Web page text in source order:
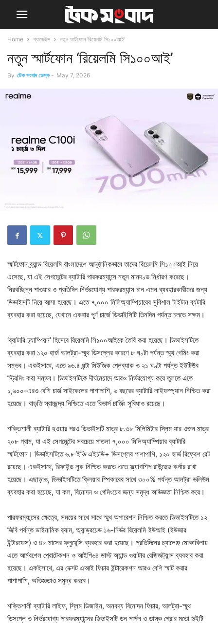
Home গ্যাজেটস নতুন স্মার্টফোন ‘রিয়েলমি সি১০০আই’
নতুন স্মার্টফোন ‘রিয়েলমি সি১০০আই’
By টেক সংবাদ ডেস্ক - May 7, 2026
স্মার্টফোন ব্র্যান্ড রিয়েলমি বাংলাদেশে আনুষ্ঠানিকভাবে তাদের রিয়েলমি সি১০০আই নিয়ে
এসেছে, যা এই সেগমেন্টের ব্যাটারি পারফরম্যান্সে নতুন মানদণ্ড নির্ধারণ করেছে।
নিরবচ্ছিন্ন পাওয়ার ও প্রতিদিন নির্ভরযোগ্য পারফরম্যান্স চান এমন ব্যবহারকারীদের জন্য
ডিভাইসটি নিয়ে আসা হয়েছে। এতে ৭,০০০ মিলিঅ্যাম্পিয়ারের সুবিশাল টাইটান ব্যটারি
ব্যবহার করা হয়েছে, যেখানে একবার পূর্ণ চার্জে ডিভাইসিটি তিনদিন পর্যন্ত চলতে সক্ষম।
‘ব্যাটারি চ্যাম্পিয়ন’ হিসেবে রিয়েলমি সি১০০আইকে তৈরি করা হয়েছে। ডিভাইসটিতে
ব্যবহার করা ১২০ হার্জ আলট্রা-স্মুথ ডিসপ্লের কারণে ৮ ঘণ্টা পর্যন্ত স্মুথ গেমিং করা
সম্ভব। একইসাথে, এতে ৯৬.৪ ঘন্টা মিউজিক প্লেব্যাক ও ২১ ঘণ্টা পর্যন্ত ইউটিউব
স্ট্রিমিং করা সম্ভব। ডিভাইসটিকে দীর্ঘমেয়াদে আরও নির্ভরযোগ্য করে তুলতে এতে
১,৬০০-এরও বেশি চার্জ সাইকেলের পাশাপাশি, ৬ বছরের ব্যাটারি লাইফস্প্যান নিশ্চিত করা
হয়েছে। বাড়তি স্বাচ্ছন্দ্য নিশ্চিতে এতে রিভার্স চার্জিং সুবিধাও রয়েছে।
শক্তিশালী ব্যাটারি হওয়ার পরও ডিভাইসটি মাত্র ৮.৩৮ মিলিমিটার স্লিম যার ওজন মাত্র
২০৮ গ্রাম, যা এই সেগমেন্টের সবচেয়ে পাতলা ৭,০০০ মিলিঅ্যাম্পিয়ার ব্যাটারি
স্মার্টফোন। ডিভাইসটিতে ৬.৮ ইঞ্চি এইচডি+ ডিসপ্লের পাশাপাশি, ১২০ হার্জ রিফ্রেশ রেট
রয়েছে। একইসাথে, রিফাইন্ড লুক নিশ্চিত করতে এতে ফ্ল্যাগশিপ রাউন্ডেড কর্নার রাখা
হয়েছে। এছাড়াও, ডিভাইসটিতে ক্লিয়ার স্পিকারের সাথে ৩০০% পর্যন্ত আলট্রা ভলিউম
ব্যবহার করা হয়েছে, যা কল, বিনোদন ও গেমিংয়ের জন্য সমৃদ্ধ অভিজ্ঞতা নিশ্চিত করে।
পারফরম্যান্সের ক্ষেত্রে, সময়ের সাথে সাথে স্মুথ অপারেশন নিশ্চিত করতে ডিভাইসটিতে ১২
জিবি পর্যন্ত ডাইনামিক র‍্যাম, অ্যান্ড্রয়েড ১৬-নির্ভর রিয়েলমি ইউআই (ইউজার
ইন্টারফেস) ও ৪৮ মাসের ফ্লুয়েন্সি ব্যবহার করা হয়েছে। প্রতিদিনের চ্যালেঞ্জ মোকাবিলায়
এতে আর্মরশেল প্রোটেকশন ও আইপি৬৪ ডাস্ট অ্যান্ড ওয়াটার রেজিজট্যান্স ব্যবহার করা
হয়েছে। একইসাথে, এর নেক্সট এআই ফিচার ইন্টারেকশন আরও বেশি স্মার্ট করার
পাশাপাশি, অভিজ্ঞতাও সমৃদ্ধ করবে।
শক্তিশালী ব্যাটারি লাইফ, স্লিম ডিজাইন, অনবদ্য বিনোদন ফিচার, আলট্রা-স্মুথ
ডিসপ্লে ও নির্ভরযোগ্য পারফরম্যান্সের ডিভাইসটি ডন পার্পল ও ডাস্ক গ্রে’র মতো দুইটি